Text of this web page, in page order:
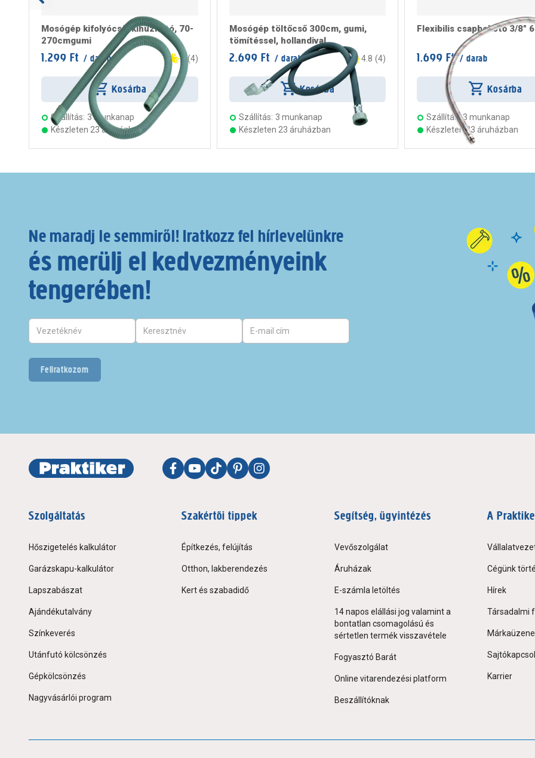
Mosógép kifolyócső, kihúzható, 70-
270cmgumi
1.299 Ft / darab 4 (4)
Kosárba
Szállítás: 3 munkanap
Készleten 23 áruházban
Mosógép töltőcső 300cm, gumi,
tömítéssel, hollandival
2.699 Ft / darab 4.8 (4)
Kosárba
Szállítás: 3 munkanap
Készleten 23 áruházban
Flexibilis csapbekötő 3/8"
1.699 Ft / darab
Kosárba
Szállítás: 3 munkanap
Készleten 23 áruházban
Ne maradj le semmiről! Iratkozz fel hírlevelünkre
és merülj el kedvezményeink
tengerében!
Feliratkozom
Szolgáltatás
Hőszigetelés kalkulátor
Garázskapu-kalkulátor
Lapszabászat
Ajándékutalvány
Színkeverés
Utánfutó kölcsönzés
Gépkölcsönzés
Nagyvásárlói program
Szakértői tippek
Építkezés, felújítás
Otthon, lakberendezés
Kert és szabadidő
Segítség, ügyintézés
Vevőszolgálat
Áruházak
E-számla letöltés
14 napos elállási jog valamint a
bontatlan csomagolású és
sértetlen termék visszavétele
Fogyasztó Barát
Online vitarendezési platform
Beszállítóknak
A
Cégünk
Hírek
Társadalmi
Karrier